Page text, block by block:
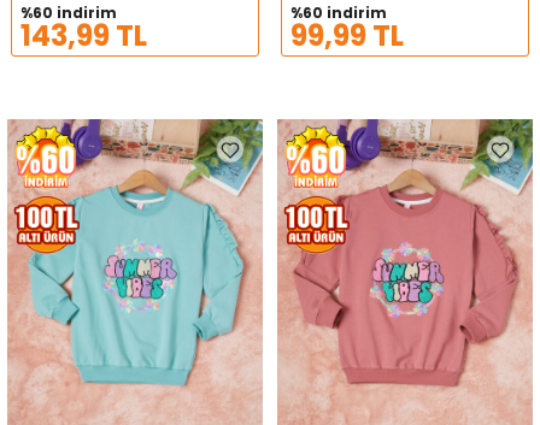
%60 indirim
143,99 TL
%60 indirim
99,99 TL